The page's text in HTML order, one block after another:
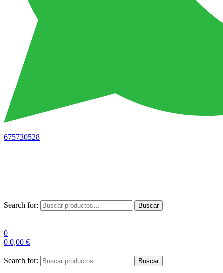
675730528
Search for: Buscar
0
0 0,00 €
Search for: Buscar